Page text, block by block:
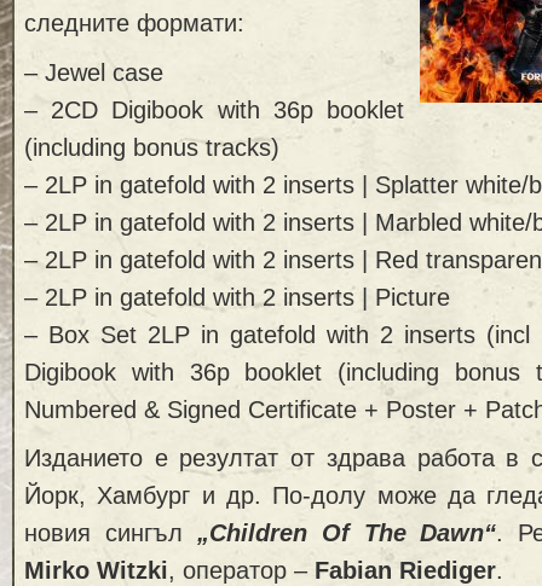
следните формати:
– Jewel case
– 2CD Digibook with 36p booklet
(including bonus tracks)
– 2LP in gatefold with 2 inserts | Splatter white/
– 2LP in gatefold with 2 inserts | Marbled white/
– 2LP in gatefold with 2 inserts | Red
– 2LP in gatefold with 2 inserts | Picture
– Box Set 2LP in gatefold with 2 inserts (incl
Digibook with 36p booklet (including
Numbered & Signed Certificate + Poster +
Изданието е резултат от здрава работа
Йорк, Хамбург и др. По-долу може да
новия сингъл „Children Of The Dawn“.
Mirko Witzki, оператор – Fabian Riediger.